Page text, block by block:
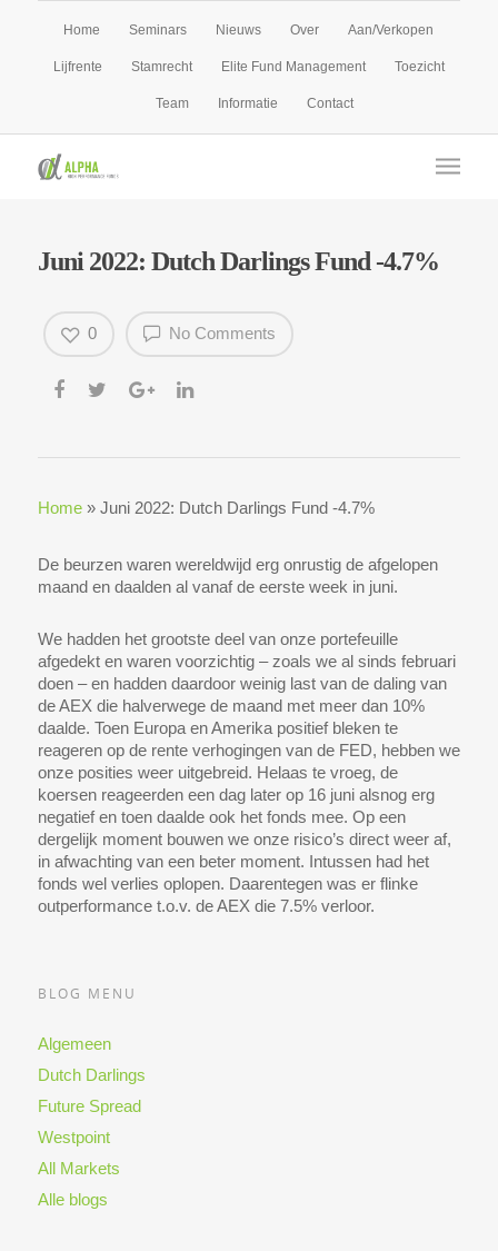
Home Seminars Nieuws Over Aan/Verkopen
Lijfrente Stamrecht Elite Fund Management Toezicht
Team Informatie Contact
Juni 2022: Dutch Darlings Fund -4.7%
No Comments
0
Home» Juni 2022: Dutch Darlings Fund -4.7%
De beurzen waren wereldwijd erg onrustig de afgelopen
maand en daalden al vanaf de eerste week in juni.
We hadden het grootste deel van onze portefeuille
afgedekt en waren voorzichtig – zoals we al sinds februari
doen – en hadden daardoor weinig last van de daling van
de AEX die halverwege de maand met meer dan 10%
daalde. Toen Europa en Amerika positief bleken te
reageren op de rente verhogingen van de FED, hebben we
onze posities weer uitgebreid. Helaas te vroeg, de
koersen reageerden een dag later op 16 juni alsnog erg
negatief en toen daalde ook het fonds mee. Op een
dergelijk moment bouwen we onze risico’s direct weer af,
in afwachting van een beter moment. Intussen had het
fonds wel verlies oplopen. Daarentegen was er flinke
outperformance t.o.v. de AEX die 7.5% verloor.
BLOG MENU
Algemeen
Dutch Darlings
Future Spread
Westpoint
All Markets
Alle blogs